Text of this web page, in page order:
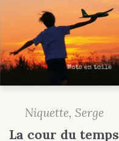
Niquette, Serge
La cour du temps